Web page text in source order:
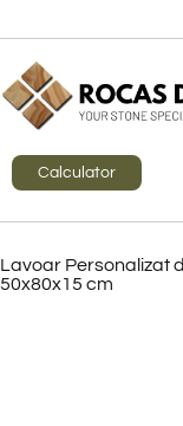
Calculator
Lavoar Personalizat
50x80x15 cm